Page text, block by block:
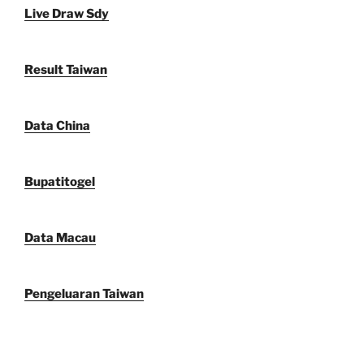
Live Draw Sdy
Result Taiwan
Data China
Bupatitogel
Data Macau
Pengeluaran Taiwan